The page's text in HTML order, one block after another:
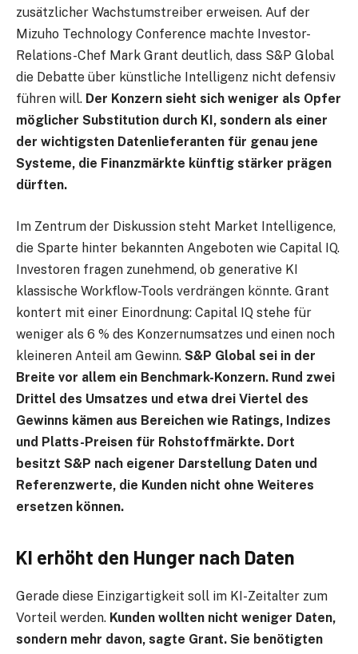
zusätzlicher Wachstumstreiber erweisen. Auf der
Mizuho Technology Conference machte Investor-
Relations-Chef Mark Grant deutlich, dass S&P Global
die Debatte über künstliche Intelligenz nicht defensiv
führen will. Der Konzern sieht sich weniger als Opfer
möglicher Substitution durch KI, sondern als einer
der wichtigsten Datenlieferanten für genau jene
Systeme, die Finanzmärkte künftig stärker prägen
dürften.
Im Zentrum der Diskussion steht Market Intelligence,
die Sparte hinter bekannten Angeboten wie Capital IQ.
Investoren fragen zunehmend, ob generative KI
klassische Workflow-Tools verdrängen könnte. Grant
kontert mit einer Einordnung: Capital IQ stehe für
weniger als 6 % des Konzernumsatzes und einen noch
kleineren Anteil am Gewinn. S&P Global sei in der
Breite vor allem ein Benchmark-Konzern. Rund zwei
Drittel des Umsatzes und etwa drei Viertel des
Gewinns kämen aus Bereichen wie Ratings, Indizes
und Platts-Preisen für Rohstoffmärkte. Dort
besitzt S&P nach eigener Darstellung Daten und
Referenzwerte, die Kunden nicht ohne Weiteres
ersetzen können.
KI erhöht den Hunger nach Daten
Gerade diese Einzigartigkeit soll im KI-Zeitalter zum
Vorteil werden. Kunden wollten nicht weniger Daten,
sondern mehr davon, sagte Grant. Sie benötigten